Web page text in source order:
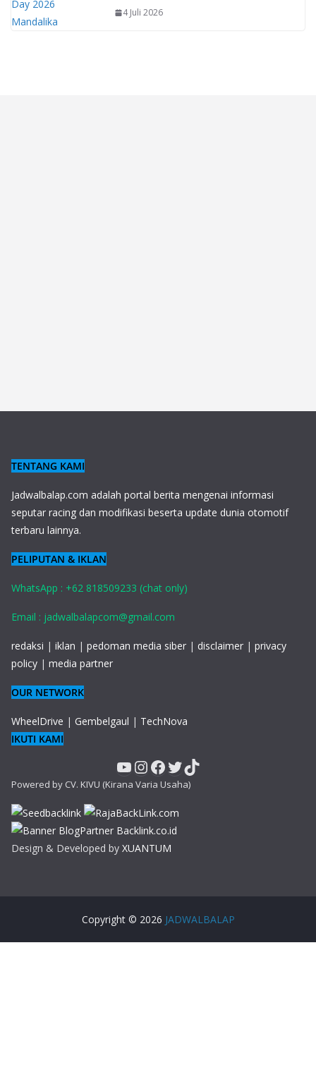
4 Juli 2026
TENTANG KAMI
Jadwalbalap.com adalah portal berita mengenai informasi
seputar racing dan modifikasi beserta update dunia otomotif
terbaru lainnya.
PELIPUTAN & IKLAN
WhatsApp : +62 818509233 (chat only)
Email : jadwalbalapcom@gmail.com
redaksi | iklan | pedoman media siber | disclaimer | privacy
policy | media partner
OUR NETWORK
WheelDrive | Gembelgaul | TechNova
IKUTI KAMI
YouTube
Instagram
Facebook
Twitter
TikTok
Powered by CV. KIVU (Kirana Varia Usaha)
Design & Developed by XUANTUM
Copyright © 2026 JADWALBALAP